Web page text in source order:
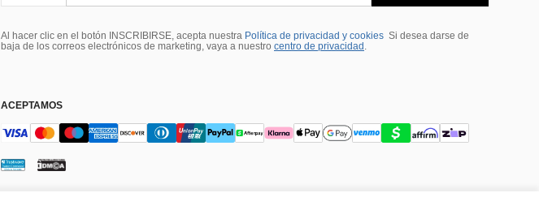
Al hacer clic en el botón INSCRIBIRSE, acepta nuestra Política de privacidad y cookies Si desea darse de
baja de los correos electrónicos de marketing, vaya a nuestro centro de privacidad .
ACEPTAMOS